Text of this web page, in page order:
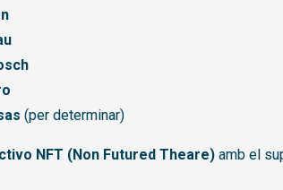
(per determinar)
NFT (Non Futured Theare) amb el